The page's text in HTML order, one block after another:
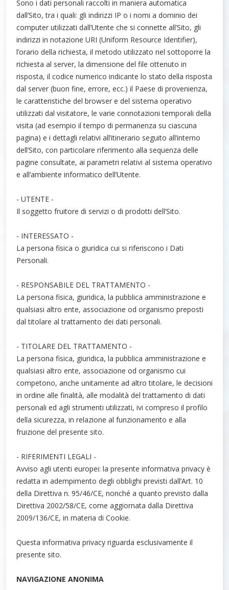
Sono i dati personali raccolti in maniera automatica
dall’Sito, tra i quali: gli indirizzi IP o i nomi a dominio dei
computer utilizzati dall’Utente che si connette all’Sito, gli
indirizzi in notazione URI (Uniform Resource Identifier),
l’orario della richiesta, il metodo utilizzato nel sottoporre la
richiesta al server, la dimensione del file ottenuto in
risposta, il codice numerico indicante lo stato della risposta
dal server (buon fine, errore, ecc.) il Paese di provenienza,
le caratteristiche del browser e del sistema operativo
utilizzati dal visitatore, le varie connotazioni temporali della
visita (ad esempio il tempo di permanenza su ciascuna
pagina) e i dettagli relativi all’itinerario seguito all’interno
dell’Sito, con particolare riferimento alla sequenza delle
pagine consultate, ai parametri relativi al sistema operativo
e all’ambiente informatico dell’Utente.
- UTENTE -
Il soggetto fruitore di servizi o di prodotti dell’Sito.
- INTERESSATO -
La persona fisica o giuridica cui si riferiscono i Dati
Personali.
- RESPONSABILE DEL TRATTAMENTO -
La persona fisica, giuridica, la pubblica amministrazione e
qualsiasi altro ente, associazione od organismo preposti
dal titolare al trattamento dei dati personali.
- TITOLARE DEL TRATTAMENTO -
La persona fisica, giuridica, la pubblica amministrazione e
qualsiasi altro ente, associazione od organismo cui
competono, anche unitamente ad altro titolare, le decisioni
in ordine alle finalità, alle modalità del trattamento di dati
personali ed agli strumenti utilizzati, ivi compreso il profilo
della sicurezza, in relazione al funzionamento e alla
fruizione del presente sito.
- RIFERIMENTI LEGALI -
Avviso agli utenti europei: la presente informativa privacy è
redatta in adempimento degli obblighi previsti dall’Art. 10
della Direttiva n. 95/46/CE, nonché a quanto previsto dalla
Direttiva 2002/58/CE, come aggiornata dalla Direttiva
2009/136/CE, in materia di Cookie.
Questa informativa privacy riguarda esclusivamente il
presente sito.
NAVIGAZIONE ANONIMA